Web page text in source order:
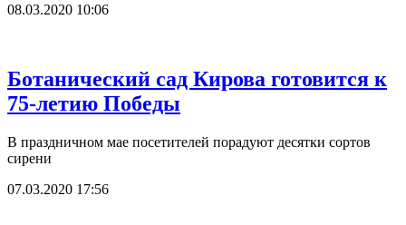
08.03.2020 10:06
Ботанический сад Кирова готовится к
75-летию Победы
В праздничном мае посетителей порадуют десятки сортов
сирени
07.03.2020 17:56